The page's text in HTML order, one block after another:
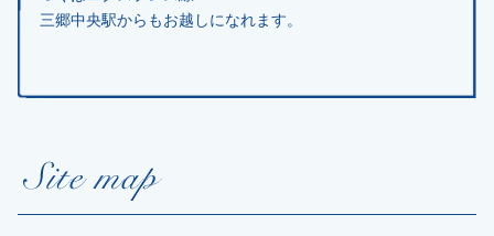
三郷中央駅からもお越しになれます。